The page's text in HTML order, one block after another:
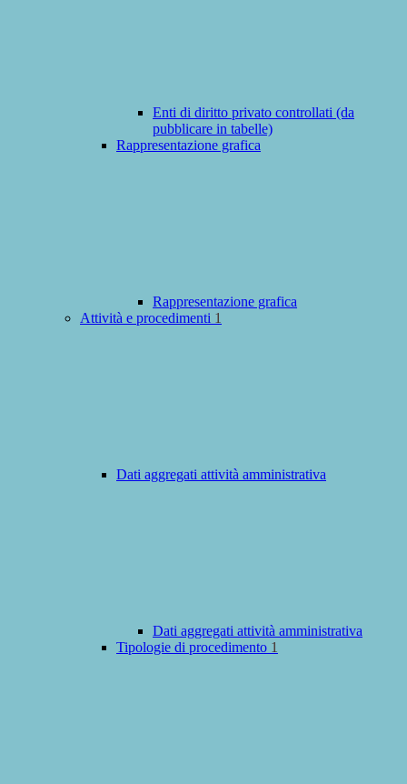
Enti di diritto privato controllati (da
pubblicare in tabelle)
Rappresentazione grafica
Rappresentazione grafica
Attività e procedimenti 1
Dati aggregati attività amministrativa
Dati aggregati attività amministrativa
Tipologie di procedimento 1